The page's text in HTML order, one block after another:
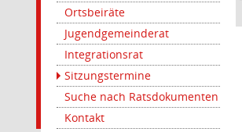
Ortsbeiräte
Jugendgemeinderat
Integrationsrat
Sitzungstermine
Suche nach Ratsdokumenten
Kontakt